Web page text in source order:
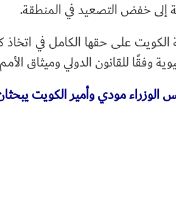
إلى خفض التصعيد في المنطقة.
على حقها الكامل في اتخاذ
وفقًا للقانون الدولي وميثاق
الوزراء مودي وأمير الكويت